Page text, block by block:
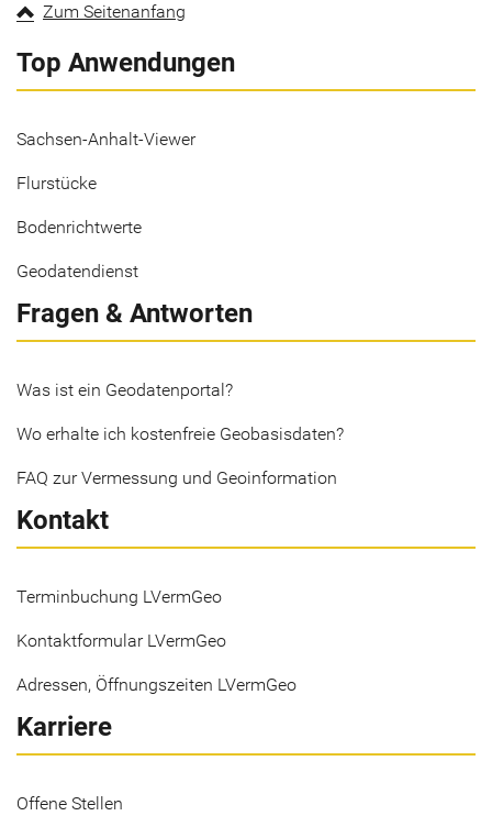
Zum Seitenanfang
Top Anwendungen
Sachsen-Anhalt-Viewer
Flurstücke
Bodenrichtwerte
Geodatendienst
Fragen & Antworten
Was ist ein Geodatenportal?
Wo erhalte ich kostenfreie Geobasisdaten?
FAQ zur Vermessung und Geoinformation
Kontakt
Terminbuchung LVermGeo
Kontaktformular LVermGeo
Adressen, Öffnungszeiten LVermGeo
Karriere
Offene Stellen